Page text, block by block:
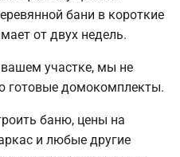
бани в короткие
от двух недель.
участке, мы не
готовые домокомплекты.
баню, цены на
и любые другие